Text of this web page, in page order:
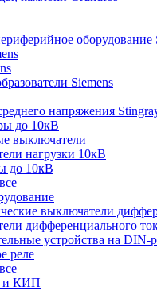
оборудование
Siemens
напряжения
до 10кВ
выключатели
нагрузки 10кВ
до 10кВ
выключатели
дифференциального
устройства на DIN-
реле
и КИП